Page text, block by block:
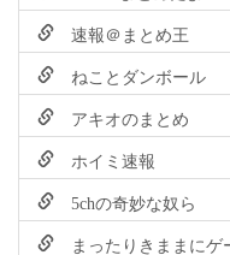
速報＠まとめ王
ねことダンボール
アキオのまとめ
ホイミ速報
5chの奇妙な奴ら
まったりきままにゲ